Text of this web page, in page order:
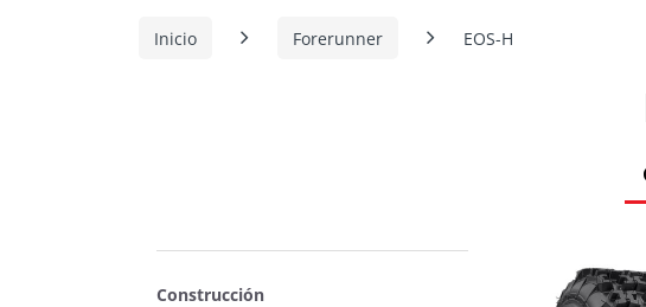
Inicio Forerunner EOS-H
Construcción